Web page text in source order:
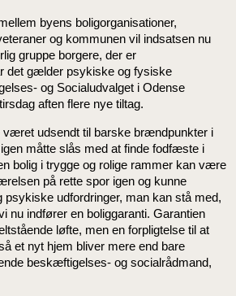
byens boligorganisationer,
og kommunen vil indsatsen nu
gruppe borgere, der er
det gælder psykiske og fysiske
og Socialudvalget i Odense
aften flere nye tiltag.
været udsendt til barske brændpunkter i
måtte slås med at finde fodfæste i
bolig i trygge og rolige rammer kan være
på rette spor igen og kunne
psykiske udfordringer, man kan stå med,
nu indfører en boliggaranti. Garantien
løfte, men en forpligtelse til at
et nyt hjem bliver mere end bare
beskæftigelses- og socialrådmand,